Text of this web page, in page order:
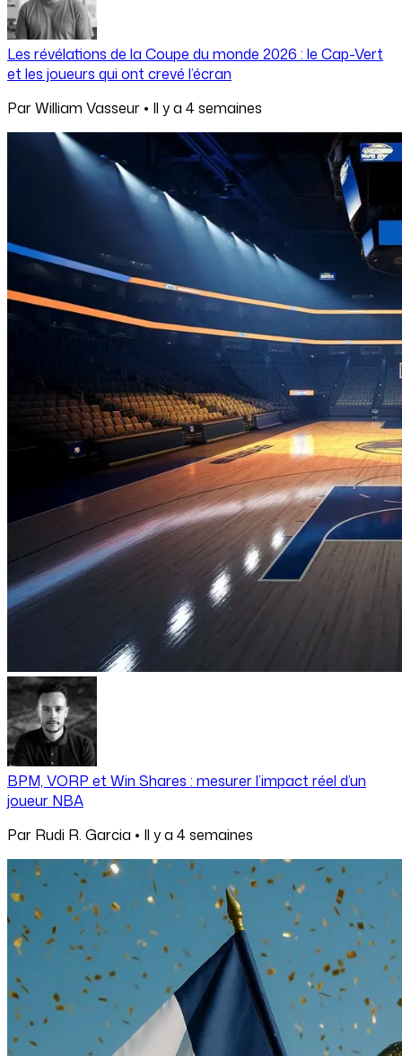
Les révélations de la Coupe du monde 2026 : le Cap-Vert
et les joueurs qui ont crevé l’écran
ParWilliam Vasseur • Il y a 4 semaines
BPM, VORP et Win Shares : mesurer l’impact réel d’un
joueur NBA
Par Rudi R. Garcia • Il y a 4 semaines